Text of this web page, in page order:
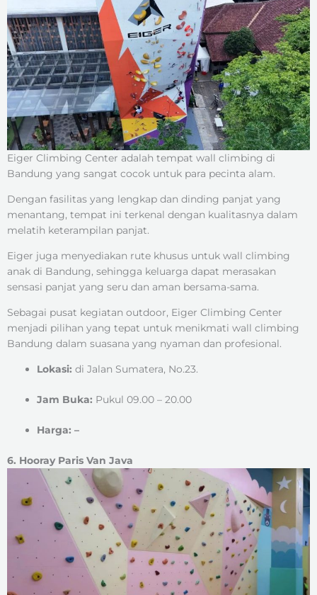
Eiger Climbing Center adalah tempat wall climbing di
Bandung yang sangat cocok untuk para pecinta alam.
Dengan fasilitas yang lengkap dan dinding panjat yang
menantang, tempat ini terkenal dengan kualitasnya dalam
melatih keterampilan panjat.
Eiger juga menyediakan rute khusus untuk wall climbing
anak di Bandung, sehingga keluarga dapat merasakan
sensasi panjat yang seru dan aman bersama-sama.
Sebagai pusat kegiatan outdoor, Eiger Climbing Center
menjadi pilihan yang tepat untuk menikmati wall climbing
Bandung dalam suasana yang nyaman dan profesional.
Lokasi: di Jalan Sumatera, No.23.
Jam Buka: Pukul 09.00 – 20.00
Harga: –
6. Hooray Paris Van Java